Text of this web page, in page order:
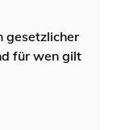
gesetzlicher
für wen gilt